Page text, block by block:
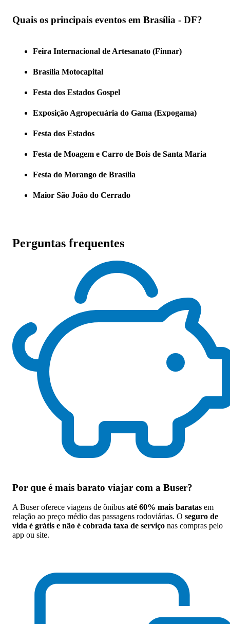
Quais os principais eventos em Brasília - DF?
Feira Internacional de Artesanato (Finnar)
Brasília Motocapital
Festa dos Estados Gospel
Exposição Agropecuária do Gama (Expogama)
Festa dos Estados
Festa de Moagem e Carro de Bois de Santa Maria
Festa do Morango de Brasília
Maior São João do Cerrado
Perguntas frequentes
Por que é mais barato viajar com a Buser?
A Buser oferece viagens de ônibus até 60% mais baratas em
relação ao preço médio das passagens rodoviárias. O seguro de
vida é grátis e não é cobrada taxa de serviço nas compras pelo
app ou site.